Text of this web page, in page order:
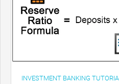
INVESTMENT BANKING